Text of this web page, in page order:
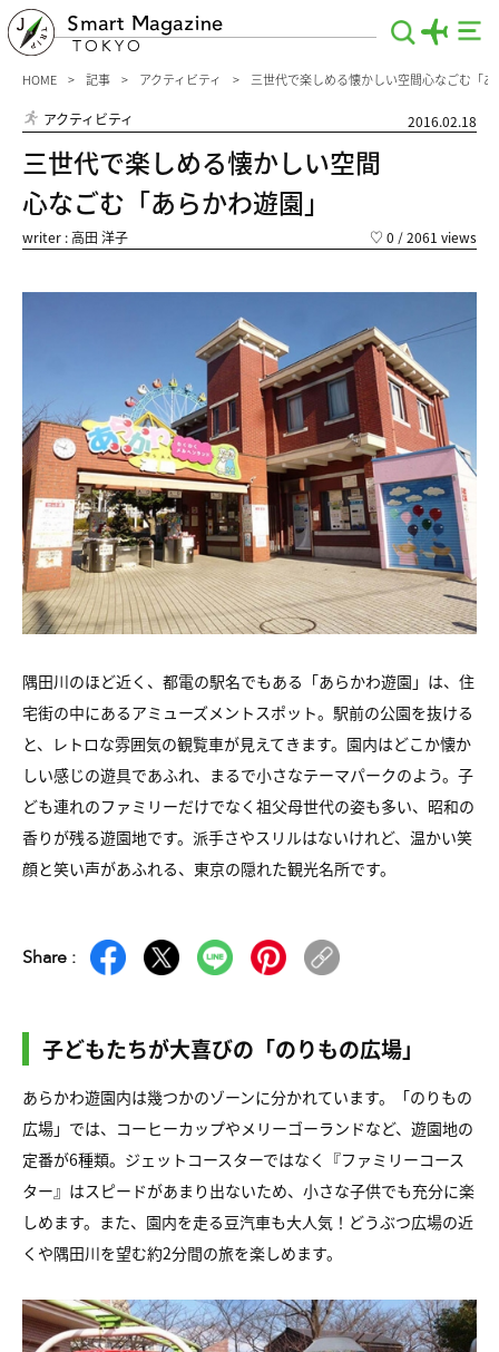
Smart Magazine
TOKYO
HOME 記事 アクティビティ 三世代で楽しめる懐かしい空間心なごむ「
アクティビティ 2016.02.18
三世代で楽しめる懐かしい空間
心なごむ「あらかわ遊園」
writer : 高田 洋子 ♡ 0 / 2061 views
隅田川のほど近く、都電の駅名でもある「あらかわ遊園」は、住
宅街の中にあるアミューズメントスポット。駅前の公園を抜ける
と、レトロな雰囲気の観覧車が見えてきます。園内はどこか懐か
しい感じの遊具であふれ、まるで小さなテーマパークのよう。子
ども連れのファミリーだけでなく祖父母世代の姿も多い、昭和の
香りが残る遊園地です。派手さやスリルはないけれど、温かい笑
顔と笑い声があふれる、東京の隠れた観光名所です。
Share :
子どもたちが大喜びの「のりもの広場」
あらかわ遊園内は幾つかのゾーンに分かれています。「のりもの
広場」では、コーヒーカップやメリーゴーランドなど、遊園地の
定番が6種類。ジェットコースターではなく『ファミリーコース
ター』はスピードがあまり出ないため、小さな子供でも充分に楽
しめます。また、園内を走る豆汽車も大人気！どうぶつ広場の近
くや隅田川を望む約2分間の旅を楽しめます。